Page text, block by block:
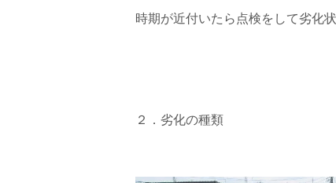
時期が近付いたら点検をして劣化
２．劣化の種類